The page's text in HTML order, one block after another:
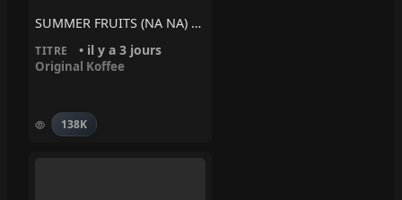
SUMMER FRUITS (NA NA) – Original Koffee
TITRE • il y a 3 jours
Original Koffee
138K